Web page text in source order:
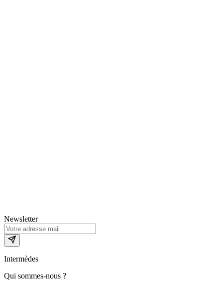
Newsletter
Intermèdes
Qui sommes-nous ?